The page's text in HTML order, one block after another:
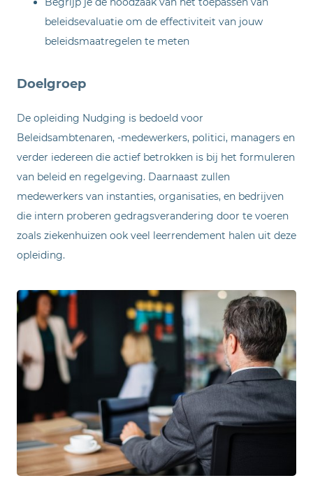
beleidsevaluatie om de effectiviteit van jouw
beleidsmaatregelen te meten
Doelgroep
De opleiding Nudging is bedoeld voor
Beleidsambtenaren, -medewerkers, politici, managers en
verder iedereen die actief betrokken is bij het formuleren
van beleid en regelgeving. Daarnaast zullen
medewerkers van instanties, organisaties, en bedrijven
die intern proberen gedragsverandering door te voeren
zoals ziekenhuizen ook veel leerrendement halen uit deze
opleiding.